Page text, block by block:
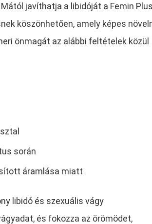
javíthatja a libidóját a Femin
köszönhetően, amely képes
önmagát az alábbi feltételek közül
során
áramlása miatt
libidó és szexuális vágy
és fokozza az örömödet,